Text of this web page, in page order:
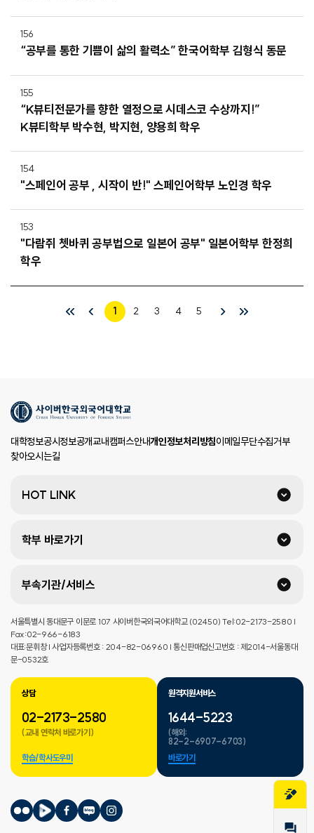
156
“공부를 통한 기쁨이 삶의 활력소” 한국어학부 김형식 동문
155
“K뷰티전문가를 향한 열정으로 시데스코 수상까지!”
K뷰티학부 박수현, 박지현, 양용희 학우
154
"스페인어 공부 , 시작이 반!" 스페인어학부 노인경 학우
153
"다람쥐 쳇바퀴 공부법으로 일본어 공부" 일본어학부 한정희
학우
1 2 3 4 5
대학정보공시정보공개교내캠퍼스안내개인정보처리방침이메일무단수집거부
찾아오시는길
HOT LINK
학부 바로가기
부속기관/서비스
서울특별시 동대문구 이문로 107 사이버한국외국어대학교 (02450) Tel:02-2173-2580 |
Fax:02-966-6183
대표:문휘창 | 사업자등록번호 : 204-82-06960 | 통신판매업신고번호 : 제2014-서울동대
문-0532호
상담
02-2173-2580
(교내 연락처 바로가기)
학습/학사도우미
원격지원서비스
1644-5223
(해외:
82-2-6907-6703)
바로가기